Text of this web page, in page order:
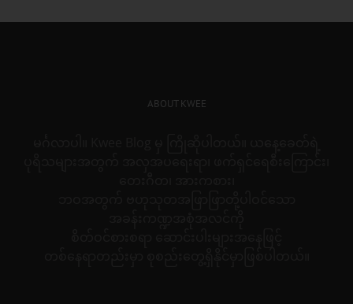
ABOUT KWEE